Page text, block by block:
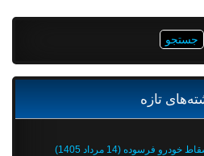
تازه
(14 مرداد 1405)